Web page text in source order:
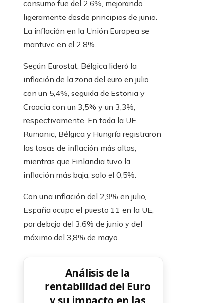
consumo fue del 2,6%, mejorando
ligeramente desde principios de junio.
La inflación en la Unión Europea se
mantuvo en el 2,8%.
Según Eurostat, Bélgica lideró la
inflación de la zona del euro en julio
con un 5,4%, seguida de Estonia y
Croacia con un 3,5% y un 3,3%,
respectivamente. En toda la UE,
Rumania, Bélgica y Hungría registraron
las tasas de inflación más altas,
mientras que Finlandia tuvo la
inflación más baja, solo el 0,5%.
Con una inflación del 2,9% en julio,
España ocupa el puesto 11 en la UE,
por debajo del 3,6% de junio y del
máximo del 3,8% de mayo.
Análisis de la
rentabilidad del Euro
y su impacto en las